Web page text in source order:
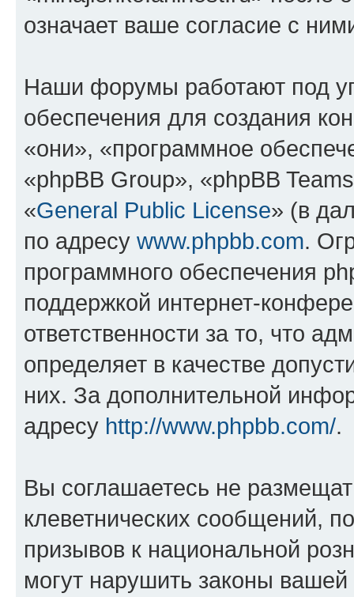
означает ваше согласие с
Наши форумы работают под
обеспечения для создания
«они», «программное
«phpBB Group», «phpBB
«General Public License» (в
по адресу www.phpbb.com.
программного обеспечения
поддержкой интернет-
ответственности за то, что
определяет в качестве
них. За дополнительной
адресу http://www.phpbb.com/.
Вы соглашаетесь не
клеветнических сообщений,
призывов к национальной
могут нарушить законы